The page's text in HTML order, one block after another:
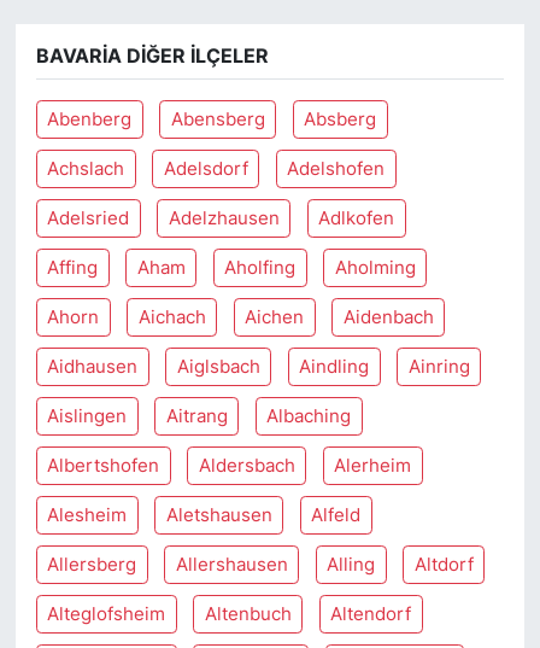
BAVARIA DIĞER İLÇELER
Abenberg Abensberg Absberg
Achslach Adelsdorf Adelshofen
Adelsried Adelzhausen Adlkofen
Affing Aham Aholfing Aholming
Ahorn Aichach Aichen Aidenbach
Aidhausen Aiglsbach Aindling Ainring
Aislingen Aitrang Albaching
Albertshofen Aldersbach Alerheim
Alesheim Aletshausen Alfeld
Allersberg Allershausen Alling Altdorf
Alteglofsheim Altenbuch Altendorf